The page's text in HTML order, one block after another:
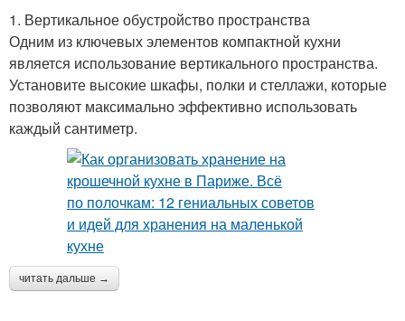
1. Вертикальное обустройство пространства
Одним из ключевых элементов компактной кухни
является использование вертикального пространства.
Установите высокие шкафы, полки и стеллажи, которые
позволяют максимально эффективно использовать
каждый сантиметр.
читать дальше →